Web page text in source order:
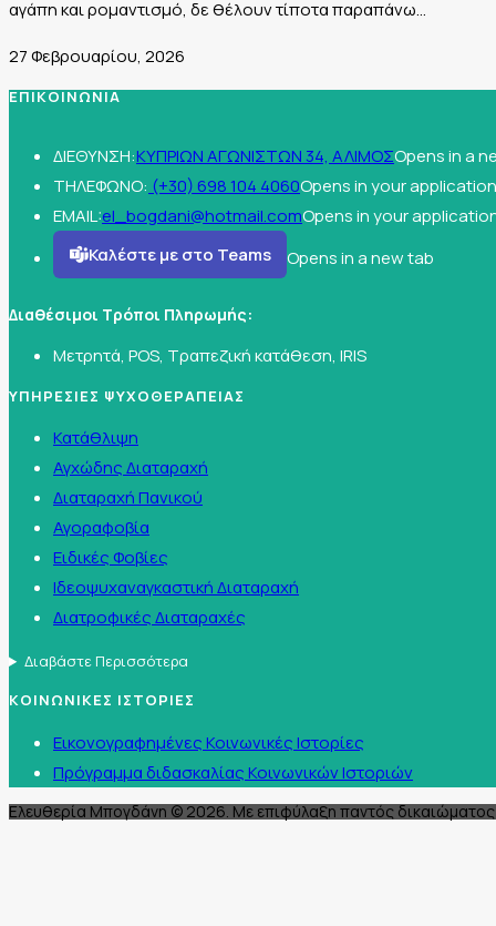
αγάπη και ρομαντισμό, δε θέλουν τίποτα παραπάνω…
27 Φεβρουαρίου, 2026
ΕΠΙΚΟΙΝΩΝΙΑ
ΔΙΕΘΥΝΣΗ:ΚΥΠΡΙΩΝ ΑΓΩΝΙΣΤΩΝ 34, ΑΛΙΜΟΣOpens in a
ΤΗΛΕΦΩΝΟ: (+30) 698 104 4060Opens in your application
EMAIL:el_bogdani@hotmail.comOpens in your
Καλέστε με στο Teams
Opens in a new tab
Διαθέσιμοι Τρόποι Πληρωμής:
Μετρητά, POS, Τραπεζική κατάθεση, IRIS
ΥΠΗΡΕΣΙΕΣ ΨΥΧΟΘΕΡΑΠΕΙΑΣ
Κατάθλιψη
Αγχώδης Διαταραχή
Διαταραχή Πανικού
Αγοραφοβία
Ειδικές Φοβίες
Ιδεοψυχαναγκαστική Διαταραχή
Διατροφικές Διαταραχές
Διαβάστε Περισσότερα
ΚΟΙΝΩΝΙΚΕΣ ΙΣΤΟΡΙΕΣ
Εικονογραφημένες Κοινωνικές Ιστορίες
Πρόγραμμα διδασκαλίας Κοινωνικών Ιστοριών
Ελευθερία Μπογδάνη © 2026. Με επιφύλαξη παντός